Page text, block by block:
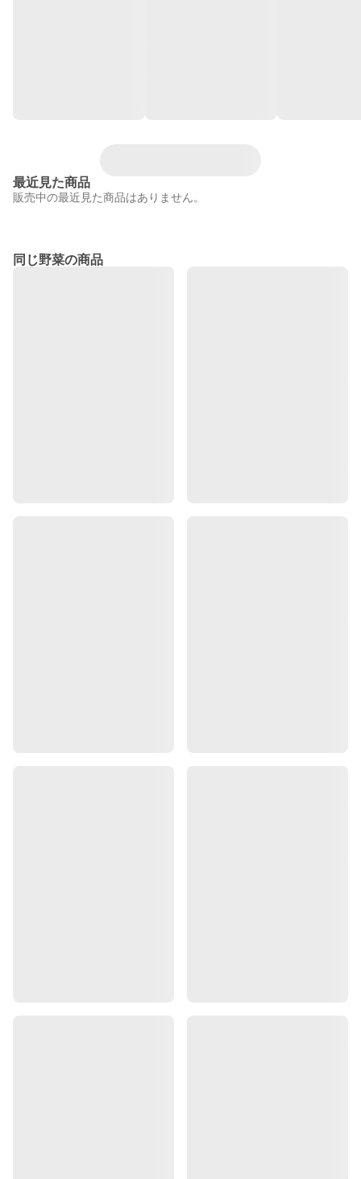
最近見た商品
販売中の最近見た商品はありません。
同じ野菜の商品